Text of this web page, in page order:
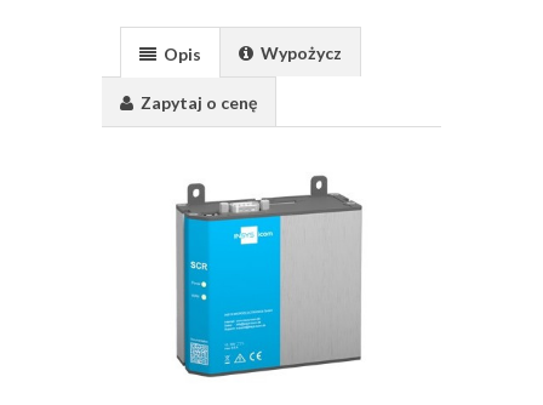
Opis Wypożycz
Zapytaj o cenę